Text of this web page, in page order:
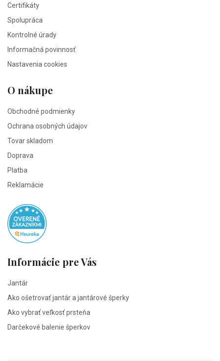
Certifikáty
Spolupráca
Kontrolné úrady
Informačná povinnosť
Nastavenia cookies
O nákupe
Obchodné podmienky
Ochrana osobných údajov
Tovar skladom
Doprava
Platba
Reklamácie
Informácie pre Vás
Jantár
Ako ošetrovať jantár a jantárové šperky
Ako vybrať veľkosť prsteňa
Darčekové balenie šperkov